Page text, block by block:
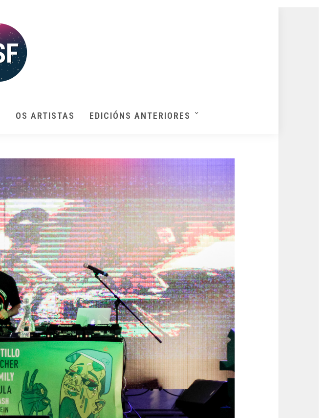
OS ARTISTAS EDICIÓNS ANTERIORES